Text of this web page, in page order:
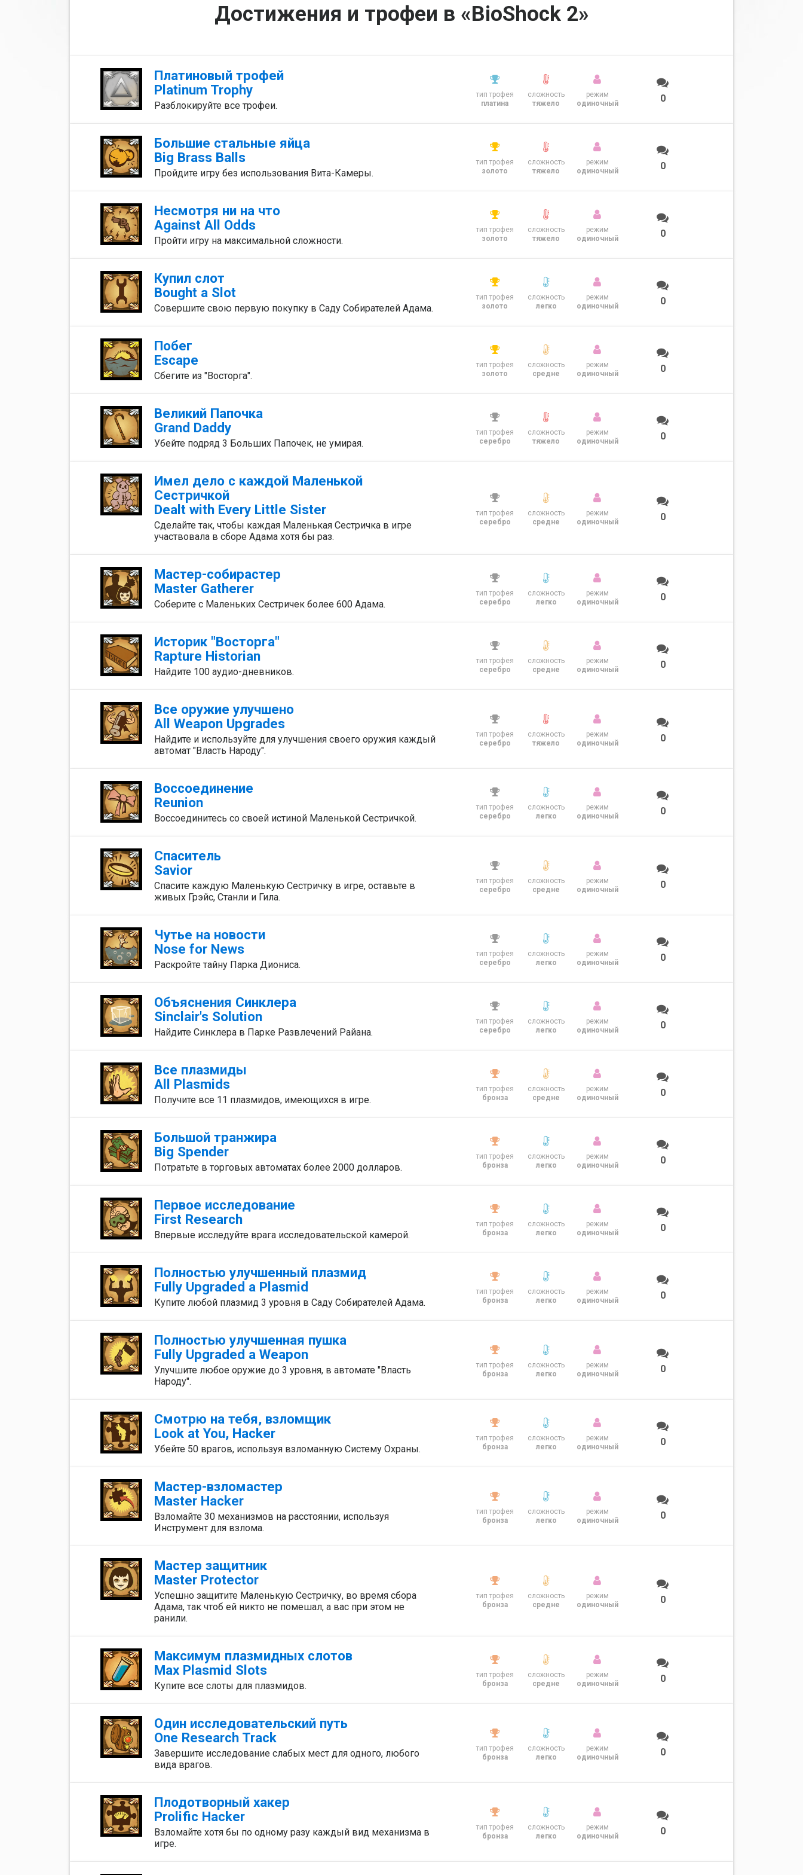
Достижения и трофеи в «BioShock 2»
Платиновый трофей
Platinum Trophy
Разблокируйте все трофеи.
тип трофея
платина
сложность
тяжело
режим
одиночный
0
Большие стальные яйца
Big Brass Balls
Пройдите игру без использования Вита-Камеры.
тип трофея
золото
сложность
тяжело
режим
одиночный
0
Несмотря ни на что
Against All Odds
Пройти игру на максимальной сложности.
тип трофея
золото
сложность
тяжело
режим
одиночный
0
Купил слот
Bought a Slot
Совершите свою первую покупку в Саду Собирателей Адама.
тип трофея
золото
сложность
легко
режим
одиночный
0
Побег
Escape
Сбегите из "Восторга".
тип трофея
золото
сложность
средне
режим
одиночный
0
Великий Папочка
Grand Daddy
Убейте подряд 3 Больших Папочек, не умирая.
тип трофея
серебро
сложность
тяжело
режим
одиночный
0
Имел дело с каждой Маленькой
Сестричкой
Dealt with Every Little Sister
Сделайте так, чтобы каждая Маленькая Сестричка в игре
участвовала в сборе Адама хотя бы раз.
тип трофея
серебро
сложность
средне
режим
одиночный
0
Мастер-собирастер
Master Gatherer
Соберите с Маленьких Сестричек более 600 Адама.
тип трофея
серебро
сложность
легко
режим
одиночный
0
Историк "Восторга"
Rapture Historian
Найдите 100 аудио-дневников.
тип трофея
серебро
сложность
средне
режим
одиночный
0
Все оружие улучшено
All Weapon Upgrades
Найдите и используйте для улучшения своего оружия каждый
автомат "Власть Народу".
тип трофея
серебро
сложность
тяжело
режим
одиночный
0
Воссоединение
Reunion
Воссоединитесь со своей истиной Маленькой Сестричкой.
тип трофея
серебро
сложность
легко
режим
одиночный
0
Спаситель
Savior
Спасите каждую Маленькую Сестричку в игре, оставьте в
живых Грэйс, Станли и Гила.
тип трофея
серебро
сложность
средне
режим
одиночный
0
Чутье на новости
Nose for News
Раскройте тайну Парка Диониса.
тип трофея
серебро
сложность
легко
режим
одиночный
0
Объяснения Синклера
Sinclair's Solution
Найдите Синклера в Парке Развлечений Райана.
тип трофея
серебро
сложность
легко
режим
одиночный
0
Все плазмиды
All Plasmids
Получите все 11 плазмидов, имеющихся в игре.
тип трофея
бронза
сложность
средне
режим
одиночный
0
Большой транжира
Big Spender
Потратьте в торговых автоматах более 2000 долларов.
тип трофея
бронза
сложность
легко
режим
одиночный
0
Первое исследование
First Research
Впервые исследуйте врага исследовательской камерой.
тип трофея
бронза
сложность
легко
режим
одиночный
0
Полностью улучшенный плазмид
Fully Upgraded a Plasmid
Купите любой плазмид 3 уровня в Саду Собирателей Адама.
тип трофея
бронза
сложность
легко
режим
одиночный
0
Полностью улучшенная пушка
Fully Upgraded a Weapon
Улучшите любое оружие до 3 уровня, в автомате "Власть
Народу".
тип трофея
бронза
сложность
легко
режим
одиночный
0
Смотрю на тебя, взломщик
Look at You, Hacker
Убейте 50 врагов, используя взломанную Систему Охраны.
тип трофея
бронза
сложность
легко
режим
одиночный
0
Мастер-взломастер
Master Hacker
Взломайте 30 механизмов на расстоянии, используя
Инструмент для взлома.
тип трофея
бронза
сложность
легко
режим
одиночный
0
Мастер защитник
Master Protector
Успешно защитите Маленькую Сестричку, во время сбора
Адама, так чтоб ей никто не помешал, а вас при этом не
ранили.
тип трофея
бронза
сложность
средне
режим
одиночный
0
Максимум плазмидных слотов
Max Plasmid Slots
Купите все слоты для плазмидов.
тип трофея
бронза
сложность
средне
режим
одиночный
0
Один исследовательский путь
One Research Track
Завершите исследование слабых мест для одного, любого
вида врагов.
тип трофея
бронза
сложность
легко
режим
одиночный
0
Плодотворный хакер
Prolific Hacker
Взломайте хотя бы по одному разу каждый вид механизма в
игре.
тип трофея
бронза
сложность
легко
режим
одиночный
0